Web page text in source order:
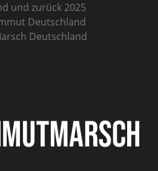
und zurück 2025
Deutschland
Deutschland